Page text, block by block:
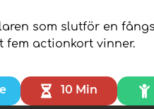
som slutför en
fem actionkort vinner.
10 Min